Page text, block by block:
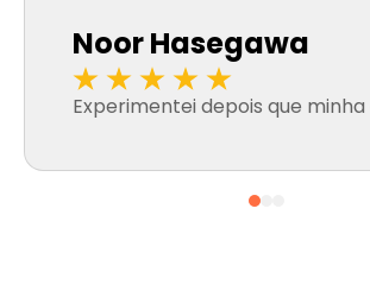
Noor Hasegawa
Experimentei depois que